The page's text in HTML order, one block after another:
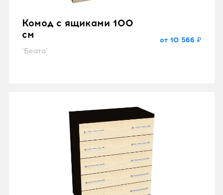
Комод с ящиками 100
см
"Беата"
от 10 566 ₽